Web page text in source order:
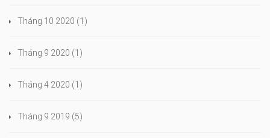
Tháng 10 2020 (1)
Tháng 9 2020 (1)
Tháng 4 2020 (1)
Tháng 9 2019 (5)